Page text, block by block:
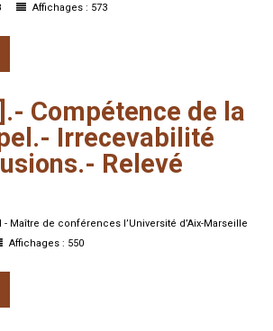
Affichages : 573
Compétence de la
Irrecevabilité
Relevé
- Maître de conférences l’Université d’Aix-Marseille
Affichages : 550